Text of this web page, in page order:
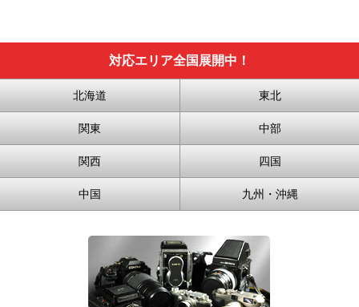
対応エリア全国展開中！
北海道 東北
関東 中部
関西 四国
中国 九州・沖縄